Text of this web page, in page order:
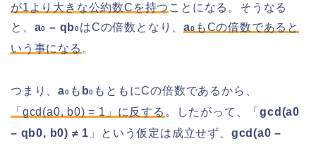
が1より大きな公約数Cを持つ ことになる。そうなる
と、 a0 – qb0はCの倍数となり、a0 もCの倍数であると
いう事になる 。
つまり、a0 も b0 もともにCの倍数であるから、
「gcd(a0, b0) = 1」に反する 。したがって、「gcd(a0
– qb0, b0) ≠ 1 」という仮定は成立せず、 gcd(a0 –